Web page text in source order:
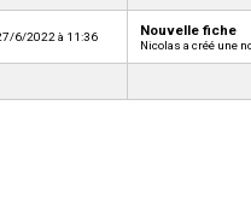
6/2022 à 11:36 Nouvelle fiche
Nicolas a créé une